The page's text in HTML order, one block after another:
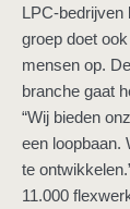
LPC-bedrijven
groep doet
mensen op.
branche gaat
“Wij bieden
een loopbaan.
te
11.000